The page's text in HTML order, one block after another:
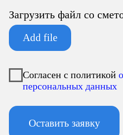
Реквизиты:
ИНН 7810974702
КПП 781001001
Кор/счет 30101810745374525104
БИК 044525104
Банк ООО "Банк Точка"
Скачать